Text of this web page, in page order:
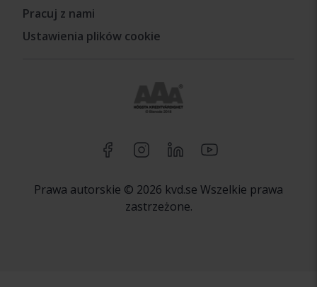
Pracuj z nami
Ustawienia plików cookie
Prawa autorskie © 2026 kvd.se Wszelkie prawa
zastrzeżone.